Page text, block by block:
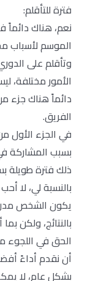
فترة للتأقلم:
نعم، هناك
الموسم لأسباب
وتأقلم على
الأمور مختلفة،
دائماً هناك جزء
الفريق.
في الجزء الأول
بسبب المشاركة
ذلك فترة طويلة
بالنسبة لي، لا
يكون الشخص
بالنتائج، ولكن
الحق في اللجوء
أن نقدم أداءً